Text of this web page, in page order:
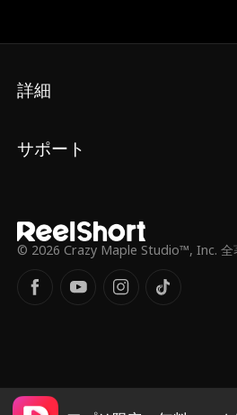
詳細
サポート
© 2026 Crazy Maple Studio™, Inc. 全